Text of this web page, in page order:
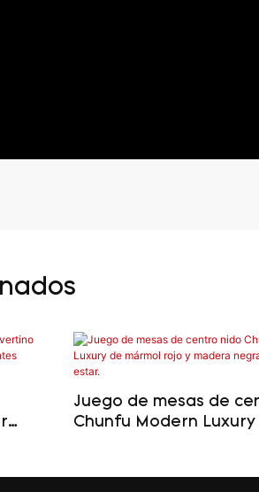
Juego de mesas de
Chunfu Modern Luxury